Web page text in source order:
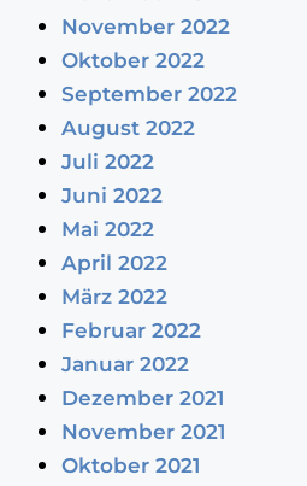
November 2022
Oktober 2022
September 2022
August 2022
Juli 2022
Juni 2022
Mai 2022
April 2022
März 2022
Februar 2022
Januar 2022
Dezember 2021
November 2021
Oktober 2021